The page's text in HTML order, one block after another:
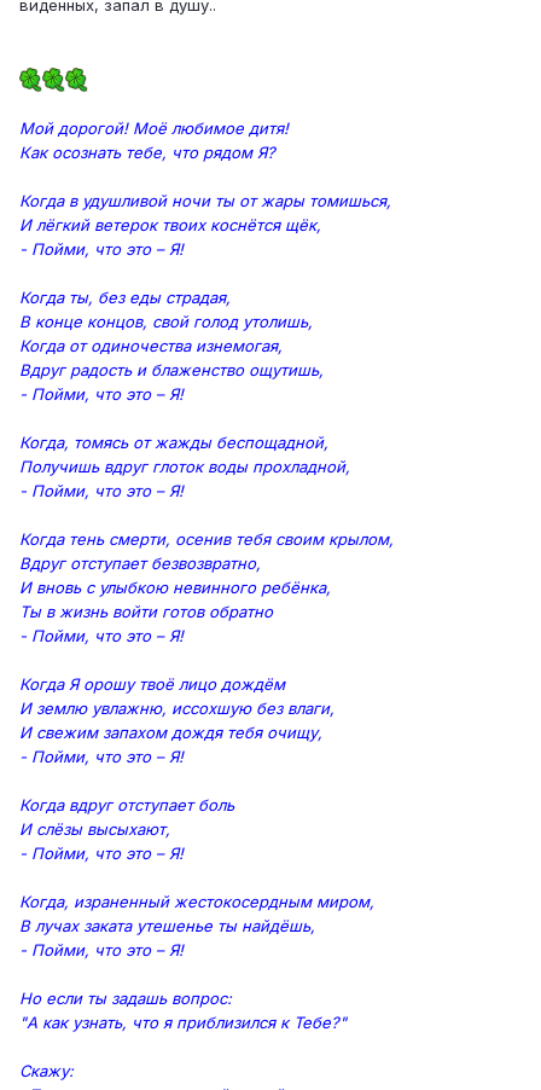
виденных, запал в душу..
Мой дорогой! Моё любимое дитя!
Как осознать тебе, что рядом Я?
Когда в удушливой ночи ты от жары томишься,
И лёгкий ветерок твоих коснётся щёк,
- Пойми, что это – Я!
Когда ты, без еды страдая,
В конце концов, свой голод утолишь,
Когда от одиночества изнемогая,
Вдруг радость и блаженство ощутишь,
- Пойми, что это – Я!
Когда, томясь от жажды беспощадной,
Получишь вдруг глоток воды прохладной,
- Пойми, что это – Я!
Когда тень смерти, осенив тебя своим крылом,
Вдруг отступает безвозвратно,
И вновь с улыбкою невинного ребёнка,
Ты в жизнь войти готов обратно
- Пойми, что это – Я!
Когда Я орошу твоё лицо дождём
И землю увлажню, иссохшую без влаги,
И свежим запахом дождя тебя очищу,
- Пойми, что это – Я!
Когда вдруг отступает боль
И слёзы высыхают,
- Пойми, что это – Я!
Когда, израненный жестокосердным миром,
В лучах заката утешенье ты найдёшь,
- Пойми, что это – Я!
Но если ты задашь вопрос:
"А как узнать, что я приблизился к Тебе?"
Скажу: